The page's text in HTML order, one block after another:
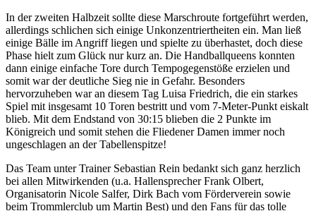
In der zweiten Halbzeit sollte diese Marschroute fortgeführt werden,
allerdings schlichen sich einige Unkonzentriertheiten ein. Man ließ
einige Bälle im Angriff liegen und spielte zu überhastet, doch diese
Phase hielt zum Glück nur kurz an. Die Handballqueens konnten
dann einige einfache Tore durch Tempogegenstöße erzielen und
somit war der deutliche Sieg nie in Gefahr. Besonders
hervorzuheben war an diesem Tag Luisa Friedrich, die ein starkes
Spiel mit insgesamt 10 Toren bestritt und vom 7-Meter-Punkt eiskalt
blieb. Mit dem Endstand von 30:15 blieben die 2 Punkte im
Königreich und somit stehen die Fliedener Damen immer noch
ungeschlagen an der Tabellenspitze!
Das Team unter Trainer Sebastian Rein bedankt sich ganz herzlich
bei allen Mitwirkenden (u.a. Hallensprecher Frank Olbert,
Organisatorin Nicole Salfer, Dirk Bach vom Förderverein sowie
beim Trommlerclub um Martin Best) und den Fans für das tolle